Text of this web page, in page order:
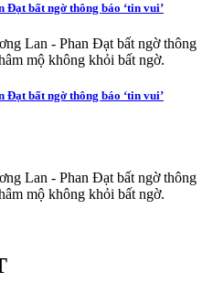
bất ngờ thông báo ‘tin vui’
Lan - Phan Đạt bất ngờ thông
mộ không khỏi bất ngờ.
bất ngờ thông báo ‘tin vui’
Lan - Phan Đạt bất ngờ thông
mộ không khỏi bất ngờ.